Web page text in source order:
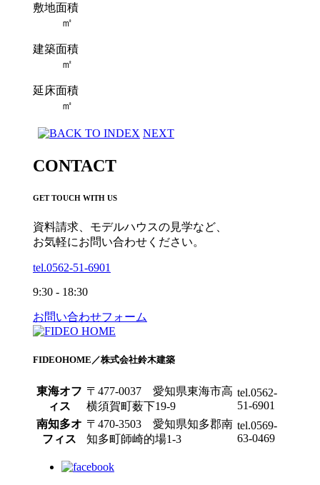
敷地面積
㎡
建築面積
㎡
延床面積
㎡
NEXT
CONTACT
GET TOUCH WITH US
資料請求、モデルハウスの見学など、
お気軽にお問い合わせください。
tel.0562-51-6901
9:30 - 18:30
お問い合わせフォーム
FIDEOHOME ／株式会社鈴木建築
東海オフ
ィス
〒477-0037 愛知県東海市高
横須賀町薮下19-9
tel.0562-
51-6901
南知多オ
フィス
〒470-3503 愛知県知多郡南
知多町師崎的場1-3
tel.0569-
63-0469